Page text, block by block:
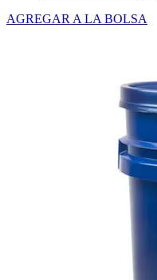
AGREGAR A LA BOLSA